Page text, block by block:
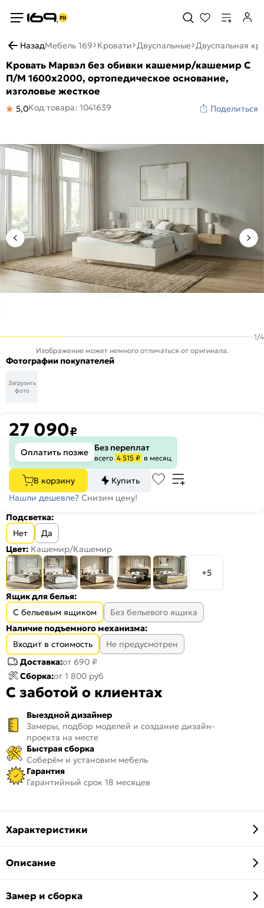
НазадМебель 169 Кровати Двуспальные Двуспальная
Кровать Марвэл без обивки кашемир/кашемир С
П/М 1600x2000, ортопедическое основание,
изголовье жесткое
5,0Код товара: 1041639 Поделиться
1/4
Изображение может немного отличаться от оригинала.
Фотографии покупателей
Загрузить
фото
27 090₽
Оплатить позже Без переплат
всего 4 515 ₽ в месяц
В корзину
Купить
Нашли дешевле? Снизим цену!
Подсветка:
Нет
Да
Цвет: Кашемир/Кашемир
+5
Ящик для белья:
С бельевым ящиком
Без бельевого ящика
Наличие подъемного механизма:
Входит в стоимость
Не предусмотрен
Доставка:от 690 ₽
Сборка:от 1 800 руб
С заботой о клиентах
Выездной дизайнер
Замеры, подбор моделей и создание дизайн-
проекта на месте
Быстрая сборка
Соберём и установим мебель
Гарантия
Гарантийный срок 18 месяцев
Характеристики
Описание
Замер и сборка